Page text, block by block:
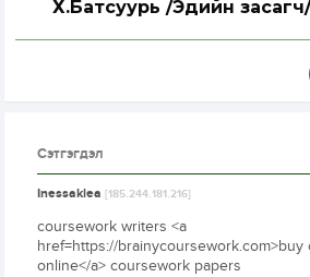
Х.Батсуурь /Эдийн
Сэтгэгдэл
Inessaklea[185.244.181.216]
coursework writers <a
href=https://brainycoursework.com>buy
online</a> coursework papers